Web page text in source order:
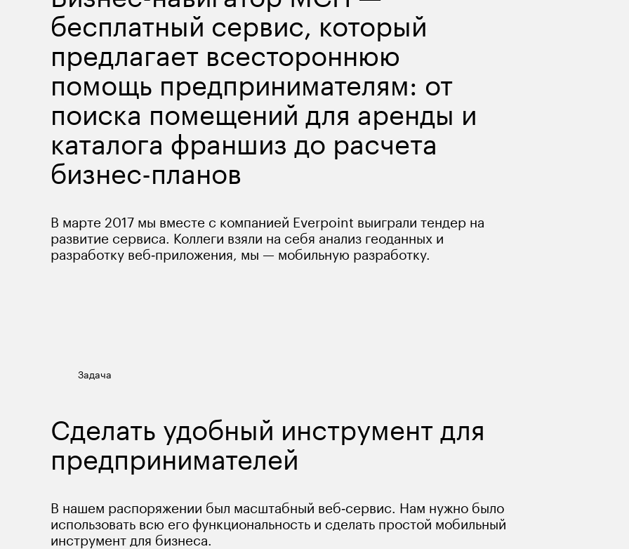
бесплатный сервис, который
предлагает всестороннюю
помощь предпринимателям: от
поиска помещений для аренды и
каталога франшиз до расчета
бизнес-планов
В марте 2017 мы вместе с компанией Everpoint выиграли тендер на
развитие сервиса. Коллеги взяли на себя анализ геоданных и
разработку веб‑приложения, мы — мобильную разработку.
Задача
Сделать удобный инструмент для
предпринимателей
В нашем распоряжении был масштабный веб‑сервис. Нам нужно было
использовать всю его функциональность и сделать простой мобильный
инструмент для бизнеса.